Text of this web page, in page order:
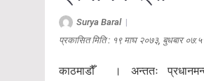
Surya Baral|
प्रकासित मिति : १९ माघ २०७३, बुधबार
काठमाडौँ । अन्ततः